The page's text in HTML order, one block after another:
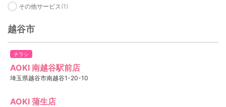
その他サービス (1)
越谷市
チラシ
AOKI 南越谷駅前店
埼玉県越谷市南越谷1-20-10
AOKI 蒲生店